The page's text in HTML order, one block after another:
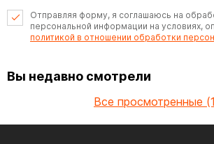
Отправляя форму, я соглашаюсь на
персональной информации на условиях,
политикой в отношении обработки
Вы недавно смотрели
Все просмотренные